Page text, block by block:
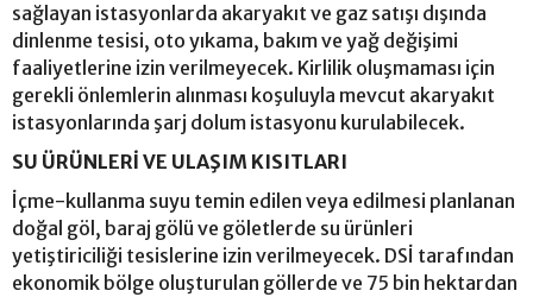
sağlayan istasyonlarda akaryakıt ve gaz satışı dışında
dinlenme tesisi, oto yıkama, bakım ve yağ değişimi
faaliyetlerine izin verilmeyecek. Kirlilik oluşmaması için
gerekli önlemlerin alınması koşuluyla mevcut akaryakıt
istasyonlarında şarj dolum istasyonu kurulabilecek.
SU ÜRÜNLERİ VE ULAŞIM KISITLARI
İçme-kullanma suyu temin edilen veya edilmesi planlanan
doğal göl, baraj gölü ve göletlerde su ürünleri
yetiştiriciliği tesislerine izin verilmeyecek. DSİ tarafından
ekonomik bölge oluşturulan göllerde ve 75 bin hektardan